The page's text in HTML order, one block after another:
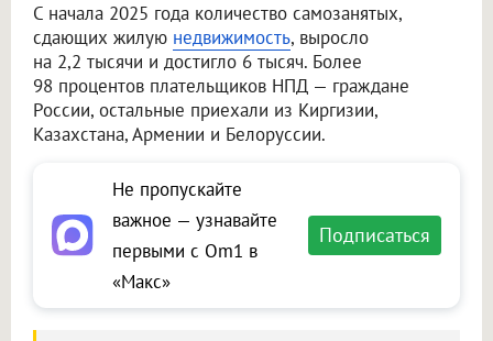
С начала 2025 года количество самозанятых,
сдающих жилую недвижимость, выросло
на 2,2 тысячи и достигло 6 тысяч. Более
98 процентов плательщиков НПД — граждане
России, остальные приехали из Киргизии,
Казахстана, Армении и Белоруссии.
Не пропускайте
важное — узнавайте
первыми с Om1 в
«Макс»
Подписаться